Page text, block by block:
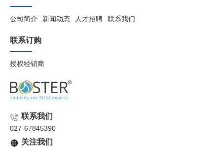
公司简介 新闻动态 人才招聘 联系我们
联系订购
授权经销商
联系我们
027-67845390
关注我们